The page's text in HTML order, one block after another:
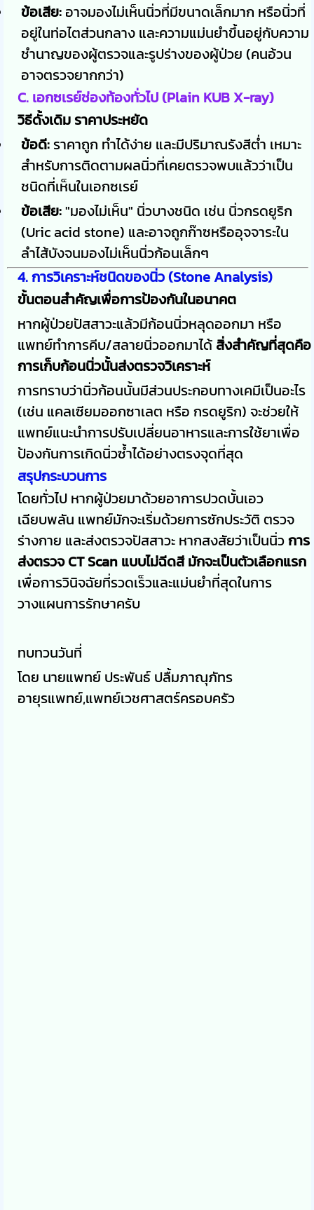
ข้อเสีย: อาจมองไม่เห็นนิ่วที่มีขนาดเล็กมาก หรือนิ่วที่
อยู่ในท่อไตส่วนกลาง และความแม่นยำขึ้นอยู่กับความ
ชำนาญของผู้ตรวจและรูปร่างของผู้ป่วย (คนอ้วน
อาจตรวจยากกว่า)
C. เอกซเรย์ช่องท้องทั่วไป (Plain KUB X-ray)
วิธีดั้งเดิม ราคาประหยัด
ข้อดี: ราคาถูก ทำได้ง่าย และมีปริมาณรังสีต่ำ เหมาะ
สำหรับการติดตามผลนิ่วที่เคยตรวจพบแล้วว่าเป็น
ชนิดที่เห็นในเอกซเรย์
ข้อเสีย:"มองไม่เห็น" นิ่วบางชนิด เช่น นิ่วกรดยูริก
(Uric acid stone) และอาจถูกก๊าซหรืออุจจาระใน
ลำไส้บังจนมองไม่เห็นนิ่วก้อนเล็กๆ
4. การวิเคราะห์ชนิดของนิ่ว (Stone Analysis)
ขั้นตอนสำคัญเพื่อการป้องกันในอนาคต
หากผู้ป่วยปัสสาวะแล้วมีก้อนนิ่วหลุดออกมา หรือ
แพทย์ทำการคีบ/สลายนิ่วออกมาได้ สิ่งสำคัญที่สุดคือ
การเก็บก้อนนิ่วนั้นส่งตรวจวิเคราะห์
การทราบว่านิ่วก้อนนั้นมีส่วนประกอบทางเคมีเป็นอะไร
(เช่น แคลเซียมออกซาเลต หรือ กรดยูริก) จะช่วยให้
แพทย์แนะนำการปรับเปลี่ยนอาหารและการใช้ยาเพื่อ
ป้องกันการเกิดนิ่วซ้ำได้อย่างตรงจุดที่สุด
สรุปกระบวนการ
โดยทั่วไป หากผู้ป่วยมาด้วยอาการปวดบั้นเอว
เฉียบพลัน แพทย์มักจะเริ่มด้วยการซักประวัติ ตรวจ
ร่างกาย และส่งตรวจปัสสาวะ หากสงสัยว่าเป็นนิ่วการ
ส่งตรวจ CT Scan แบบไม่ฉีดสี มักจะเป็นตัวเลือกแรก
เพื่อการวินิจฉัยที่รวดเร็วและแม่นยำที่สุดในการ
วางแผนการรักษาครับ
ทบทวนวันที่
โดย นายแพทย์ ประพันธ์ ปลื้มภาณุภัทร
อายุรแพทย์,แพทย์เวชศาสตร์ครอบครัว